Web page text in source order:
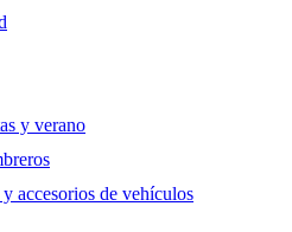
y verano
accesorios de vehículos